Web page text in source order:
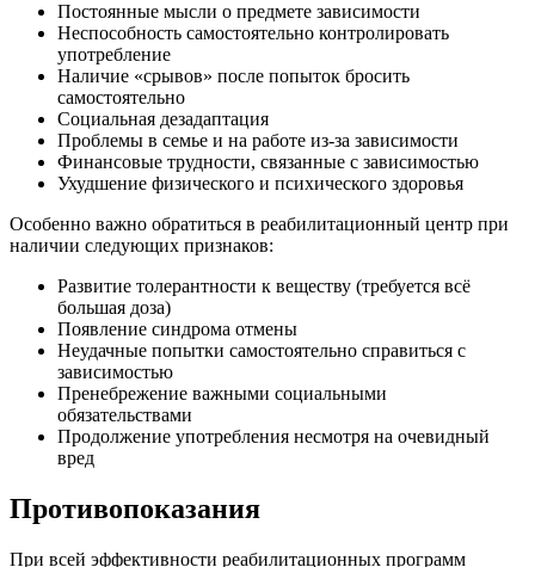
Постоянные мысли о предмете зависимости
Неспособность самостоятельно контролировать
употребление
Наличие «срывов» после попыток бросить
самостоятельно
Социальная дезадаптация
Проблемы в семье и на работе из-за зависимости
Финансовые трудности, связанные с зависимостью
Ухудшение физического и психического здоровья
Особенно важно обратиться в реабилитационный центр при
наличии следующих признаков:
Развитие толерантности к веществу (требуется всё
большая доза)
Появление синдрома отмены
Неудачные попытки самостоятельно справиться с
зависимостью
Пренебрежение важными социальными
обязательствами
Продолжение употребления несмотря на очевидный
вред
Противопоказания
При всей эффективности реабилитационных программ